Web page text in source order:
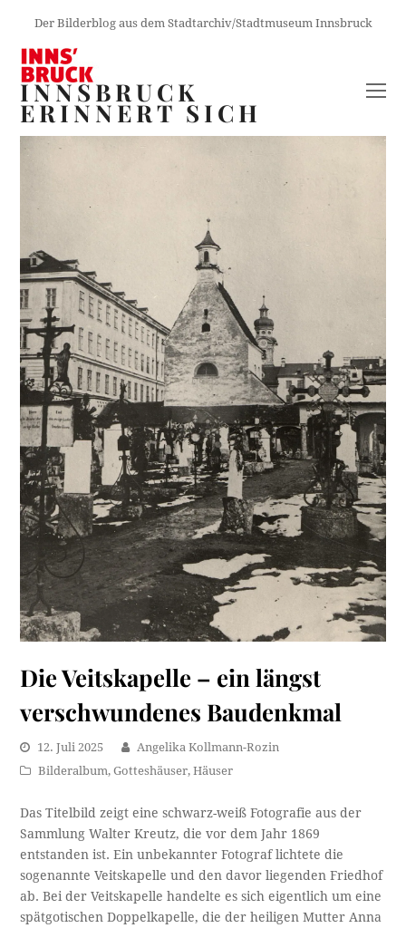
Der Bilderblog aus dem Stadtarchiv/Stadtmuseum Innsbruck
INNSBRUCK
ERINNERT SICH
Die Veitskapelle – ein längst
verschwundenes Baudenkmal
12. Juli 2025
Angelika Kollmann-Rozin
Bilderalbum,Gotteshäuser,Häuser
Das Titelbild zeigt eine schwarz-weiß Fotografie aus der
Sammlung Walter Kreutz, die vor dem Jahr 1869
entstanden ist. Ein unbekannter Fotograf lichtete die
sogenannte Veitskapelle und den davor liegenden Friedhof
ab. Bei der Veitskapelle handelte es sich eigentlich um eine
spätgotischen Doppelkapelle, die der heiligen Mutter Anna